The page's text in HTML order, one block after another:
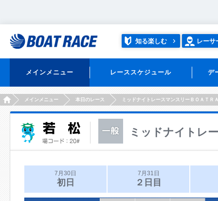
知る楽しむ レーサ
メインメニュー レーススケジュール デ
HOMEメインメニュー 本日のレース ミッドナイトレースマンスリーＢＯＡＴＲ
ミッドナイトレ
7月30日
初日
7月31日
２日目